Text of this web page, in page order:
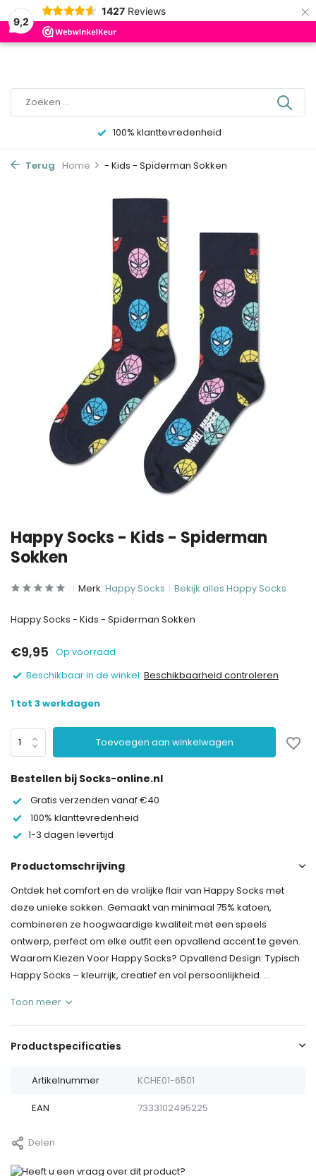
9,2
1427 Reviews ×
0
100% klanttevredenheid
Terug Home - Kids - Spiderman Sokken
Happy Socks - Kids - Spiderman
Sokken
Merk: Happy Socks Bekijk alles Happy Socks
Happy Socks - Kids - Spiderman Sokken
€9,95 Op voorraad
Beschikbaar in de winkel: Beschikbaarheid controleren
1 tot 3 werkdagen
Toevoegen aan winkelwagen
Bestellen bij Socks-online.nl
Gratis verzenden vanaf €40
100% klanttevredenheid
1-3 dagen levertijd
Productomschrijving
Ontdek het comfort en de vrolijke flair van Happy Socks met
deze unieke sokken. Gemaakt van minimaal 75% katoen,
combineren ze hoogwaardige kwaliteit met een speels
ontwerp, perfect om elke outfit een opvallend accent te geven.
Waarom Kiezen Voor Happy Socks? Opvallend Design: Typisch
Happy Socks – kleurrijk, creatief en vol persoonlijkheid. ...
Toon meer
Productspecificaties
Artikelnummer KCHE01-6501
EAN 7333102495225
Delen